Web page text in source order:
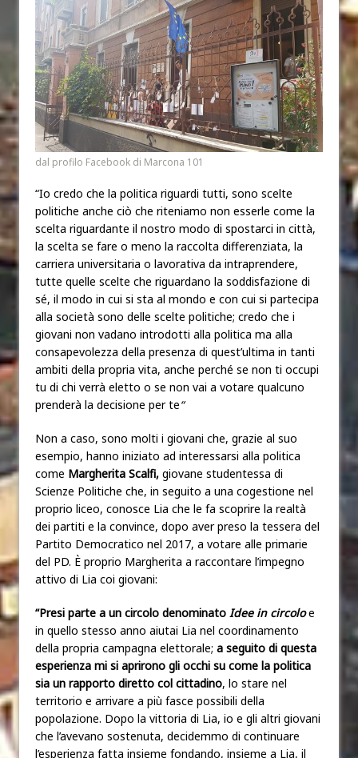
dal profilo Facebook di Marcona 101
“Io credo che la politica riguardi tutti, sono scelte
politiche anche ciò che riteniamo non esserle come la
scelta riguardante il nostro modo di spostarci in città,
la scelta se fare o meno la raccolta differenziata, la
carriera universitaria o lavorativa da intraprendere,
tutte quelle scelte che riguardano la soddisfazione di
sé, il modo in cui si sta al mondo e con cui si partecipa
alla società sono delle scelte politiche; credo che i
giovani non vadano introdotti alla politica ma alla
consapevolezza della presenza di quest’ultima in tanti
ambiti della propria vita, anche perché se non ti occupi
tu di chi verrà eletto o se non vai a votare qualcuno
prenderà la decisione per te“
Non a caso, sono molti i giovani che, grazie al suo
esempio, hanno iniziato ad interessarsi alla politica
come Margherita Scalfi, giovane studentessa di
Scienze Politiche che, in seguito a una cogestione nel
proprio liceo, conosce Lia che le fa scoprire la realtà
dei partiti e la convince, dopo aver preso la tessera del
Partito Democratico nel 2017, a votare alle primarie
del PD. È proprio Margherita a raccontare l’impegno
attivo di Lia coi giovani:
“Presi parte a un circolo denominato Idee in circolo e
in quello stesso anno aiutai Lia nel coordinamento
della propria campagna elettorale; a seguito di questa
esperienza mi si aprirono gli occhi su come la politica
sia un rapporto diretto col cittadino, lo stare nel
territorio e arrivare a più fasce possibili della
popolazione. Dopo la vittoria di Lia, io e gli altri giovani
che l’avevano sostenuta, decidemmo di continuare
l’esperienza fatta insieme fondando, insieme a Lia, il